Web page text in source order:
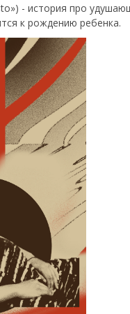
- история про
к рождению ребенка.